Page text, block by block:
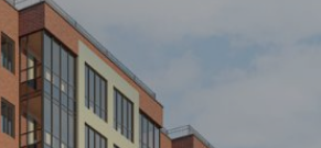
+7 968 480-83-64